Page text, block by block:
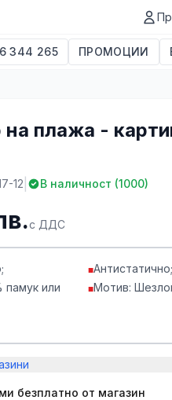
344 265 ПРОМОЦИИ
плажа -
12 В наличност (1000)
с ДДС
памук или
■Антистатично;
■Мотив:
безплатно от магазин